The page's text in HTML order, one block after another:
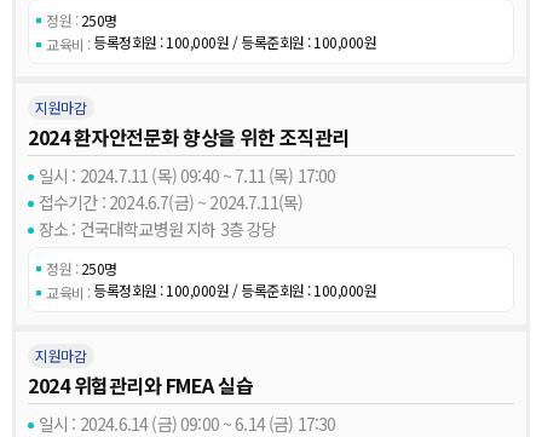
정원 :250명
교육비 :등록정회원 : 100,000원 / 등록준회원 : 100,000원
지원마감
2024 환자안전문화 향상을 위한 조직관리
일시 : 2024.7.11 (목) 09:40 ~ 7.11 (목) 17:00
접수기간 : 2024.6.7(금) ~ 2024.7.11(목)
장소 : 건국대학교병원 지하 3층 강당
정원 :250명
교육비 :등록정회원 : 100,000원 / 등록준회원 : 100,000원
지원마감
2024 위험관리와 FMEA 실습
일시 : 2024.6.14 (금) 09:00 ~ 6.14 (금) 17:30